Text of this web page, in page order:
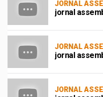
JORNAL
jornal
JORNAL
jornal
JORNAL